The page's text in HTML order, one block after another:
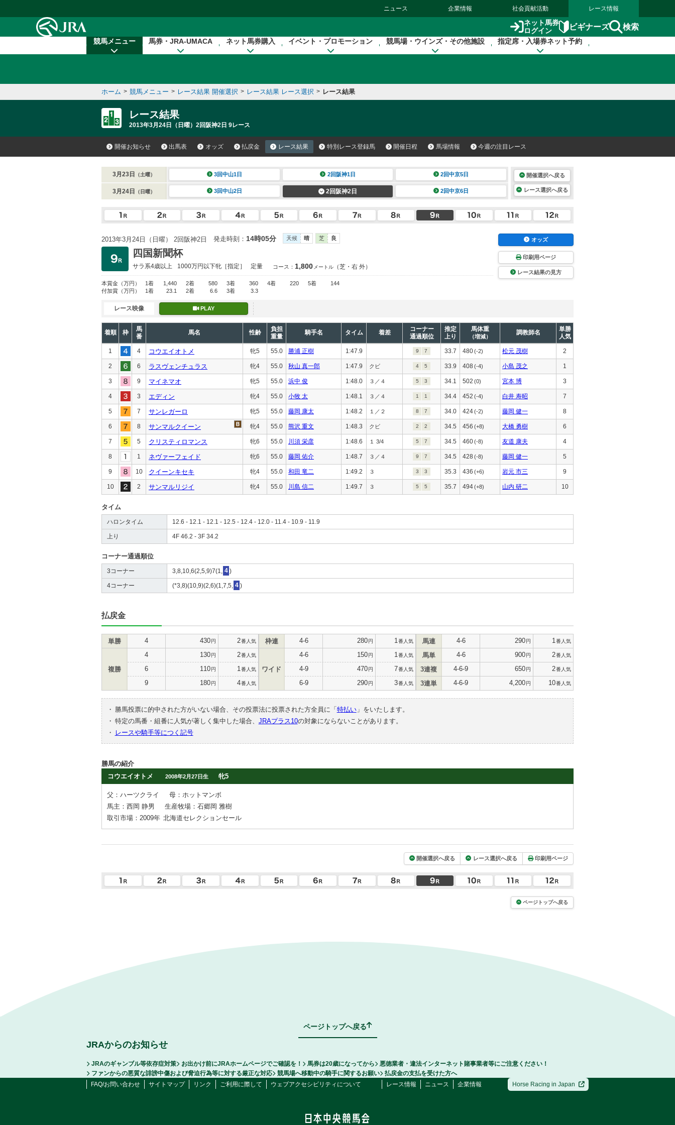
ニュース 企業情報 社会貢献活動 レース情報
ネット馬券
ログイン
ビギナーズ 検索
競馬メニュー 馬券・JRA-UMACA ネット馬券購入 イベント・プロモーション 競馬場・ウインズ・その他施設 指定席・入場券ネット予約
ホーム > 競馬メニュー > レース結果 開催選択 > レース結果 レース選択 > レース結果
レース結果
2013年3月24日（日曜）2回阪神2日 9レース
開催お知らせ 出馬表 オッズ 払戻金 レース結果 特別レース登録馬 開催日程 馬場情報 今週の注目レース
3月23日 （土曜） 3回中山1日 2回阪神1日 2回中京5日
3月24日 （日曜） 3回中山2日 2回阪神2日 2回中京6日
開催選択へ戻る
レース選択へ戻る
2013年3月24日（日曜） 2回阪神2日 発走時刻： 14時05分 天候 晴 芝 良
四国新聞杯
サラ系4歳以上 1000万円以下牝［指定］ 定量 コース： 1,800 メートル （芝・右 外）
本賞金 （万円） 1着 1,440 2着 580 3着 360 4着 220 5着
144
付加賞 （万円） 1着 23.1 2着 6.6 3着 3.3
オッズ
印刷用ページ
レース結果の見方
レース映像 PLAY
着順 枠
馬
番
馬名 性齢
負担
重量
騎手名 タイム 着差
コーナー
通過順位
推定
上り
馬体重
（増減）
調教師名
単勝
人気
1 4 コウエイオトメ 牝5 55.0 勝浦 正樹 1:47.9 9 7 33.7 480(-2) 松元 茂樹 2
2 6 ラスヴェンチュラス 牝4 55.0 秋山 真一郎 1:47.9 クビ 4 5 33.9 408 (-4) 小島 茂之 1
3 9 マイネマオ 牝5 55.0 浜中 俊 1:48.0 ３／４ 5 3 34.1 502 (0) 宮本 博 3
4 3 エディン 牝4 55.0 小牧 太 1:48.1 ３／４ 1 1 34.4 452 (-4) 白井 寿昭 7
5 7 サンレガーロ 牝5 55.0 藤岡 康太 1:48.2 １／２ 8 7 34.0 424(-2) 藤岡 健一 8
6 8 サンマルクイーン 牝4 55.0 熊沢 重文 1:48.3 クビ 2 2 34.5 456 (+8) 大橋 勇樹 6
7 5 クリスティロマンス 牝6 55.0 川須 栄彦 1:48.6 １ 3/4 5 7 34.5 460(-8) 友道 康夫 4
8 1 ネヴァーフェイド 牝6 55.0 藤岡 佑介 1:48.7 ３／４ 9 7 34.5 428 (-8) 藤岡 健一 5
9 10 クイーンキセキ 牝4 55.0 和田 竜二 1:49.2 ３ 3 3 35.3 436 (+6) 岩元 市三 9
10 2 サンマルリジイ 牝4 55.0 川島 信二 1:49.7 ３ 5 5 35.7 494(+8) 山内 研二 10
タイム
ハロンタイム 12.6 - 12.1 - 12.1 - 12.5 - 12.4 - 12.0 - 11.4 - 10.9 - 11.9
上り 4F 46.2 - 3F 34.2
コーナー通過順位
3コーナー 3,8,10,6(2,5,9)7(1, 4 )
4コーナー (*3,8)(10,9)(2,6)(1,7,5, 4 )
払戻金
単勝 4 430円 2番人気
複勝
4 130円 2番人気
6 110円 1 番人気
9 180円 4番人気
枠連 4-6 280円 1 番人気
ワイド
4-6 150円 1 番人気
4-9 470円 7番人気
6-9 290円 3番人気
馬連 4-6 290円 1 番人気
馬単 4-6 900円 2番人気
3連複 4-6-9 650円 2番人気
3連単 4-6-9 4,200円 10番人気
・ 勝馬投票に的中された方がいない場合、その投票法に投票された方全員に「 特払い」をいたします。
・ 特定の馬番・組番に人気が著しく集中した場合、 JRAプラス10の対象にならないことがあります。
・
レースや騎手等につく記号
勝馬の紹介
コウエイオトメ
2008年2月27日生 牝5
父：ハーツクライ
母：ホットマンボ
馬主：西岡 静男
生産牧場：石郷岡 雅樹
取引市場：2009年 北海道セレクションセール
開催選択へ戻る レース選択へ戻る 印刷用ページ
ページトップへ戻る
ページトップへ戻る
JRAからのお知らせ
JRAのギャンブル等依存症対策 お出かけ前にJRAホームページでご確認を！ 馬券は20歳になってから
悪徳業者・違法インターネット賭事業者等にご注意ください！
ファンからの悪質な誹謗中傷および脅迫行為等に対する厳正な対応
競馬場へ移動中の騎手に関するお願い
払戻金の支払を受けた方へ
FAQ/お問い合わせ
サイトマップ リンク ご利用に際して ウェブアクセシビリティについて レース情報 ニュース 企業情報 Horse Racing in Japan